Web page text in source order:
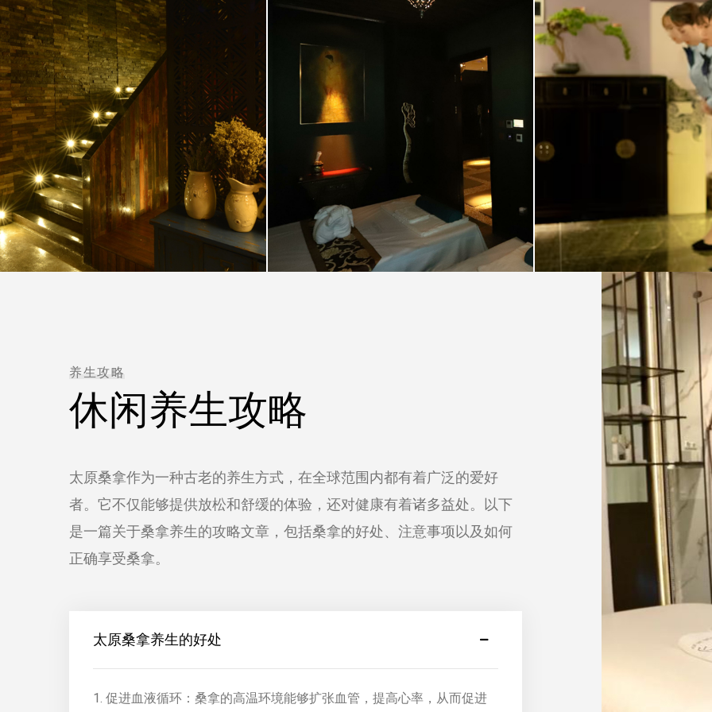
养生攻略
休闲养生攻略
太原桑拿作为一种古老的养生方式，在全球范围内都有着广泛的爱好
者。它不仅能够提供放松和舒缓的体验，还对健康有着诸多益处。以下
是一篇关于桑拿养生的攻略文章，包括桑拿的好处、注意事项以及如何
正确享受桑拿。
太原桑拿养生的好处
1. 促进血液循环：桑拿的高温环境能够扩张血管，提高心率，从而促进